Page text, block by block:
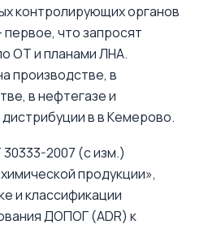
контролирующих органов
что запросят
ОТ и планами ЛНА.
производстве, в
в нефтегазе и
в в Кемерово.
2007 (с изм.)
продукции»,
и классификации
ДОПОГ (ADR) к